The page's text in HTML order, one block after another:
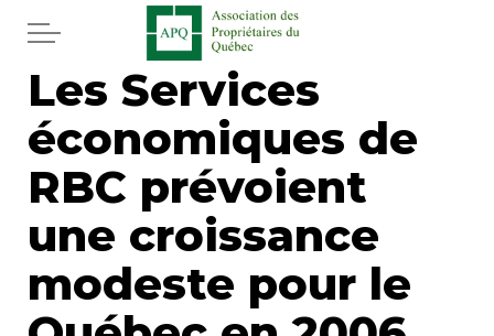
Aller au contenu principal
Accueil
Services
Journal
Les Services
économiques de
RBC prévoient
une croissance
modeste pour le